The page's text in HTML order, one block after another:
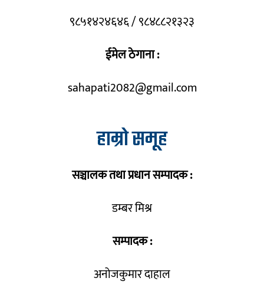
९८५१४२४६४६ / ९८४८८२१३२३
ईमेल ठेगाना :
sahapati2082@gmail.com
हाम्रो समूह
सञ्चालक तथा प्रधान सम्पादक :
डम्बर मिश्र
सम्पादक :
अनोजकुमार दाहाल